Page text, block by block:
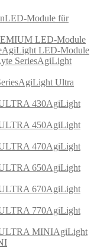
LED-Module für
LED-Module
AgiLight LED-Module
AgiLight
AgiLight Ultra
AgiLight
AgiLight
AgiLight
AgiLight
AgiLight
AgiLight
AgiLight